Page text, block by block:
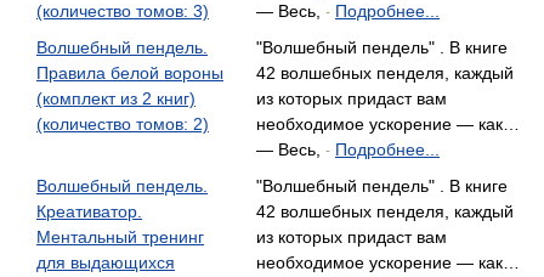
(количество томов: 3)
— Весь,
- Подробнее...
Волшебный пендель.
Правила белой вороны
(комплект из 2 книг)
(количество томов: 2)
"Волшебный пендель" . В книге
42 волшебных пенделя, каждый
из которых придаст вам
необходимое ускорение — как…
— Весь,
- Подробнее...
Волшебный пендель.
Креативатор.
Ментальный тренинг
для выдающихся
"Волшебный пендель" . В книге
42 волшебных пенделя, каждый
из которых придаст вам
необходимое ускорение — как…